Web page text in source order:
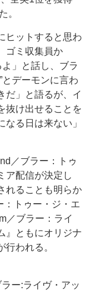
。
ヒットすると思わ
ゴミ収集員か
よ」と話し、ブラ
とデーモンに言わ
だ」と語るが、イ
抜け出せることを
る日は来ない」
／ブラー：トゥ
ア配信が決定し
れることも明らか
：トゥー・ジ・エ
／ブラー：ライ
』ともにオリジナ
われる。
ー:ライヴ・アッ